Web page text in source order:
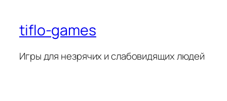
tiflo-games
Игры для незрячих и слабовидящих людей